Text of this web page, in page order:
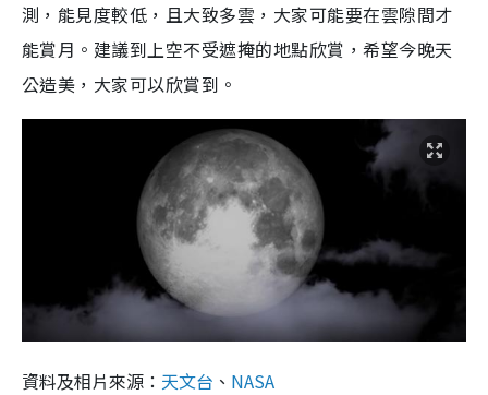
測，能見度較低，且大致多雲，大家可能要在雲隙間才
能賞月。建議到上空不受遮掩的地點欣賞，希望今晚天
公造美，大家可以欣賞到。
資料及相片來源： 天文台 、 NASA